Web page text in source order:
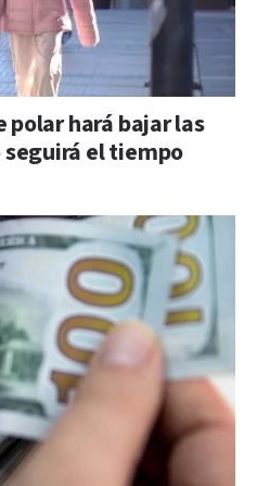
polar hará bajar las
el tiempo